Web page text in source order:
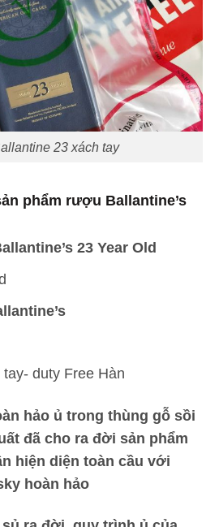
23 xách tay
phẩm rượu Ballantine’s
23 Year Old
duty Free Hàn
hảo ủ trong thùng gỗ sồi
đã cho ra đời sản phẩm
hiện diện toàn cầu với
hoàn hảo